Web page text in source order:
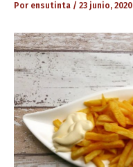
Por ensutinta / 23 junio, 2020